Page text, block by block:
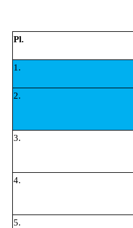
Pl.
1.
2.
3.
4.
5.